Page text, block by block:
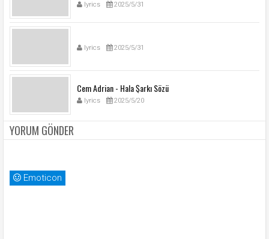
lyrics 2025/5/31
lyrics 2025/5/31
Cem Adrian - Hala Şarkı Sözü
lyrics 2025/5/20
YORUM GÖNDER
Emoticon